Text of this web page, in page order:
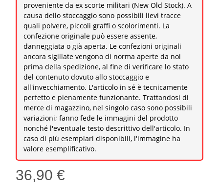
proveniente da ex scorte militari (New Old Stock). A
causa dello stoccaggio sono possibili lievi tracce
quali polvere, piccoli graffi o scolorimenti. La
confezione originale può essere assente,
danneggiata o già aperta. Le confezioni originali
ancora sigillate vengono di norma aperte da noi
prima della spedizione, al fine di verificare lo stato
del contenuto dovuto allo stoccaggio e
all'invecchiamento. L'articolo in sé è tecnicamente
perfetto e pienamente funzionante. Trattandosi di
merce di magazzino, nel singolo caso sono possibili
variazioni; fanno fede le immagini del prodotto
nonché l'eventuale testo descrittivo dell'articolo. In
caso di più esemplari disponibili, l'immagine ha
valore esemplificativo.
36,90 €